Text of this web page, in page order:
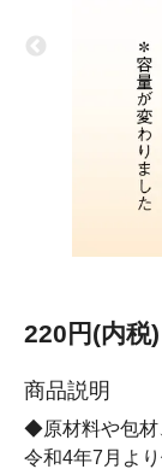
220円(内税)
商品説明
◆原材料や包材
令和4年7月よ